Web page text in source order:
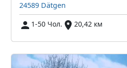
24589 Dätgen
1-50 Чол.
20,42 км